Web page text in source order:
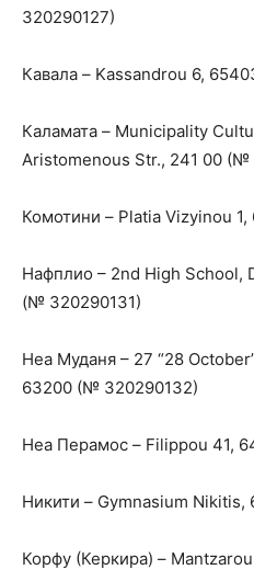
320290127)
Кавала – Kassandrou 6,
Каламата – Municipality
Aristomenous Str., 241 00 (№
Комотини – Platia Vizyinou
Нафплио – 2nd High School,
(№ 320290131)
Неа Муданя – 27 “28
63200 (№ 320290132)
Неа Перамос – Filippou 41,
Никити – Gymnasium
Корфу (Керкира) –